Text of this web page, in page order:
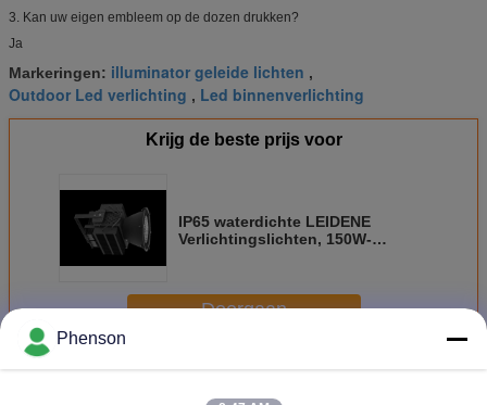
3. Kan uw eigen embleem op de dozen drukken?
Ja
Markeringen: illuminator geleide lichten ,
Outdoor Led verlichting , Led binnenverlichting
Krijg de beste prijs voor
IP65 waterdichte LEIDENE
Verlichtingslichten, 150W-
Doorgaan
MeerLEIDENE Verlichtingslichten
Phenson